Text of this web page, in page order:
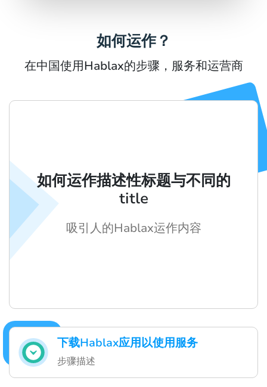
如何运作？
在中国使用Hablax的步骤，服务和运营商
下载Hablax应用以使用服务
步骤描述
如何运作描述性标题与不同的
title
吸引人的Hablax运作内容